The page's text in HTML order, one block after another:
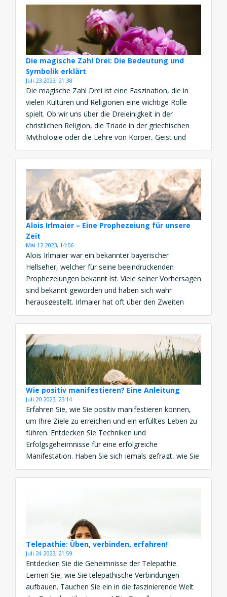
Die magische Zahl Drei: Die Bedeutung und
Symbolik erklärt
Juli 23 2023, 21:38
Die magische Zahl Drei ist eine Faszination, die in
vielen Kulturen und Religionen eine wichtige Rolle
spielt. Ob wir uns über die Dreieinigkeit in der
christlichen Religion, die Triade in der griechischen
Mythologie oder die Lehre von Körper, Geist und
Seele im Buddhismus und Hinduismus informieren,
die Zahl Drei wird immer wieder als „magisch“
bezeichnet. […]
Alois Irlmaier – Eine Prophezeiung für unsere
Zeit
Mai 12 2023, 14:06
Alois Irlmaier war ein bekannter bayerischer
Hellseher, welcher für seine beeindruckenden
Prophezeiungen bekannt ist. Viele seiner Vorhersagen
sind bekannt geworden und haben sich wahr
herausgestellt. Irlmaier hat oft über den Zweiten
Weltkrieg und seine Auswirkungen auf die Welt
gesprochen. Er hatte auch Prophezeiungen für die
Zukunft, welche uns alle betreffen. In diesem Artikel
befassen wir […]
Wie positiv manifestieren? Eine Anleitung
Juli 20 2023, 23:14
Erfahren Sie, wie Sie positiv manifestieren können,
um Ihre Ziele zu erreichen und ein erfülltes Leben zu
führen. Entdecken Sie Techniken und
Erfolgsgeheimnisse für eine erfolgreiche
Manifestation. Haben Sie sich jemals gefragt, wie Sie
Ihre Ziele erfolgreich umsetzen können? Wie Sie
positive Manifestation in Ihrem Leben erreichen
Telepathie: Üben, verbinden, erfahren!
Juli 24 2023, 21:59
Entdecken Sie die Geheimnisse der Telepathie.
Lernen Sie, wie Sie telepathische Verbindungen
aufbauen. Tauchen Sie ein in die faszinierende Welt